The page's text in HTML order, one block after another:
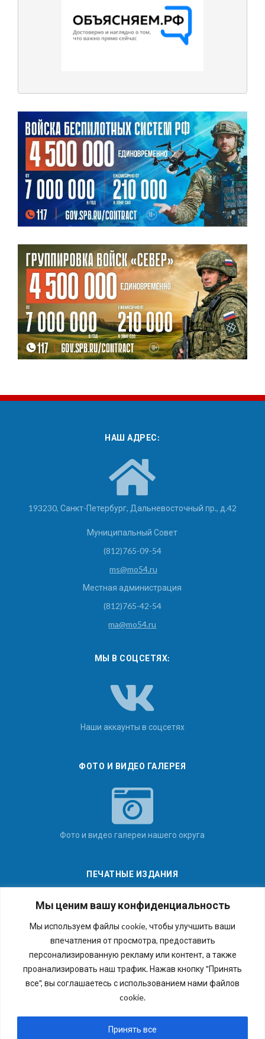
Мы ценим вашу конфиденциальность
Мы используем файлы cookie, чтобы улучшить ваши
впечатления от просмотра, предоставить
персонализированную рекламу или контент, а также
проанализировать наш трафик. Нажав кнопку "Принять
все", вы соглашаетесь с использованием нами файлов
cookie.
Принять все
НАШ АДРЕС:
193230, Санкт-Петербург, Дальневосточный пр., д.42
Муниципальный Совет
(812)765-09-54
ms@mo54.ru
Местная администрация
(812)765-42-54
ma@mo54.ru
МЫ В СОЦСЕТЯХ:
Наши аккаунты в соцсетях
ФОТО И ВИДЕО ГАЛЕРЕЯ
Фото и видео галереи нашего округа
ПЕЧАТНЫЕ ИЗДАНИЯ
Последние номера наших газет
Copyright © 2026 Внутригородское муниципальное
образование города федерального значения Санкт-
Петербурга муниципальный округ №54. Все права